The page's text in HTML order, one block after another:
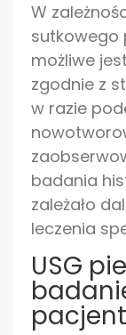
W
sutkowego
możliwe
zgodnie z
w razie
badania
zależało
leczenia
USG